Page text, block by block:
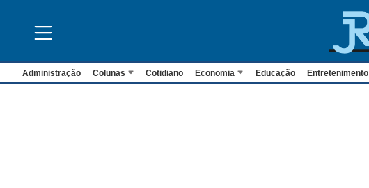
Administração Colunas Cotidiano Economia Educação Entretenimento